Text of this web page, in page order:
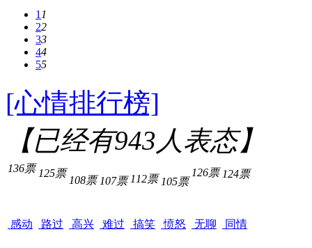
11
22
33
44
55
[心情排行榜]
【已经有943人表态】
136票
感动
125票
路过
108票
高兴
107票
难过
112票
搞笑
105票
愤怒
126票
无聊
124票
同情